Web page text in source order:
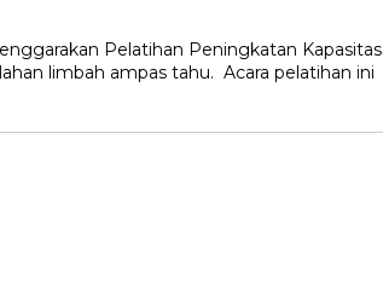
Pelatihan Peningkatan Kapasitas
limbah ampas tahu. Acara pelatihan ini